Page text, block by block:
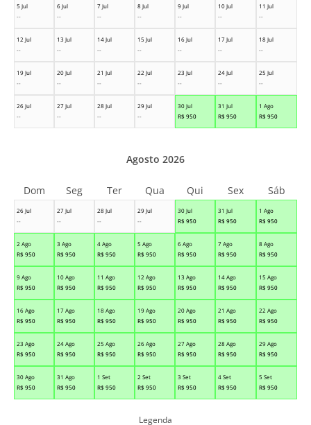
5 Jul
--
6 Jul
--
7 Jul
--
8 Jul
--
9 Jul
--
10 Jul
--
11 Jul
--
12 Jul
--
13 Jul
--
14 Jul
--
15 Jul
--
16 Jul
--
17 Jul
--
18 Jul
--
19 Jul
--
20 Jul
--
21 Jul
--
22 Jul
--
23 Jul
--
24 Jul
--
25 Jul
--
26 Jul
--
27 Jul
--
28 Jul
--
29 Jul
--
30 Jul
R$ 950
31 Jul
R$ 950
1 Ago
R$ 950
26 Jul
--
27 Jul
--
28 Jul
--
29 Jul
--
30 Jul
R$ 950
31 Jul
R$ 950
1 Ago
R$ 950
2 Ago
R$ 950
3 Ago
R$ 950
4 Ago
R$ 950
5 Ago
R$ 950
6 Ago
R$ 950
7 Ago
R$ 950
8 Ago
R$ 950
9 Ago
R$ 950
10 Ago
R$ 950
11 Ago
R$ 950
12 Ago
R$ 950
13 Ago
R$ 950
14 Ago
R$ 950
15 Ago
R$ 950
16 Ago
R$ 950
17 Ago
R$ 950
18 Ago
R$ 950
19 Ago
R$ 950
20 Ago
R$ 950
21 Ago
R$ 950
22 Ago
R$ 950
23 Ago
R$ 950
24 Ago
R$ 950
25 Ago
R$ 950
26 Ago
R$ 950
27 Ago
R$ 950
28 Ago
R$ 950
29 Ago
R$ 950
30 Ago
R$ 950
31 Ago
R$ 950
1 Set
R$ 950
2 Set
R$ 950
3 Set
R$ 950
4 Set
R$ 950
5 Set
R$ 950
Agosto 2026
Dom Seg Ter Qua Qui Sex Sáb
Legenda